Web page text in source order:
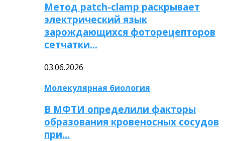
Метод patch-clamp раскрывает
электрический язык
зарождающихся фоторецепторов
сетчатки…
03.06.2026
Молекулярная биология
В МФТИ определили факторы
образования кровеносных сосудов
при…